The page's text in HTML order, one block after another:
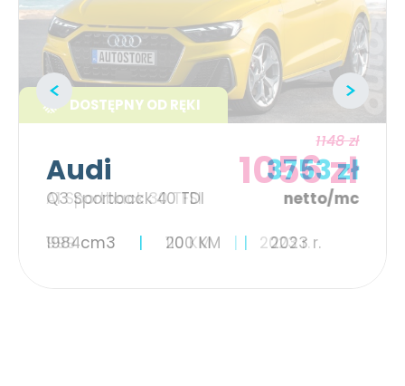
Audi
Q3 Sportback 40 TDI
3753 zł
netto/mc
1984cm3 200 KM 2023 r.